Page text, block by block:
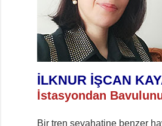
İLKNUR İŞCAN
İstasyondan
Bir tren seyahatine benzer